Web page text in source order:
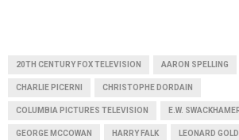
20TH CENTURY FOX TELEVISION AARON SPELLING
CHARLIE PICERNI CHRISTOPHE DORDAIN
COLUMBIA PICTURES TELEVISION E.W.
GEORGE MCCOWAN HARRY FALK LEONARD